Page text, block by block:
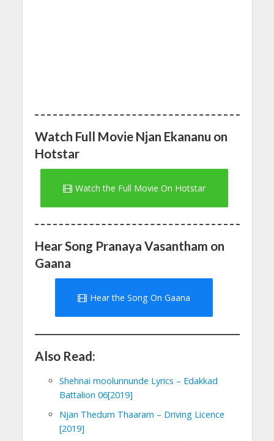
Watch Full Movie Njan Ekananu on
Hotstar
Watch the Full Movie On Hotstar
Hear Song Pranaya Vasantham on
Gaana
Hear the Song On Gaana
Also Read:
Shehnai moolunnunde Lyrics – Edakkad
Battalion 06[2019]
Njan Thedum Thaaram – Driving Licence
[2019]